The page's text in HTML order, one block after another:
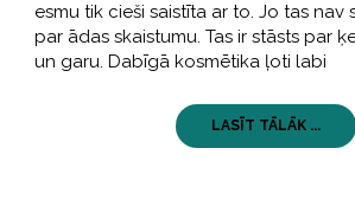
esmu tik cieši saistīta ar to. Jo tas nav
par ādas skaistumu. Tas ir stāsts par
un garu. Dabīgā kosmētika ļoti labi
LASĪT TĀLĀK ...